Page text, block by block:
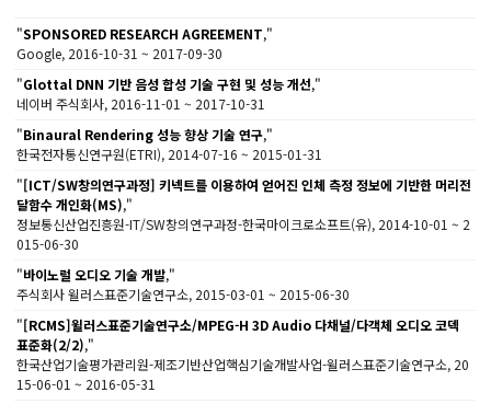
"SPONSORED RESEARCH AGREEMENT,"
Google, 2016-10-31 ~ 2017-09-30
"Glottal DNN 기반 음성 합성 기술 구현 및 성능 개선,"
네이버 주식회사, 2016-11-01 ~ 2017-10-31
"Binaural Rendering 성능 향상 기술 연구,"
한국전자통신연구원(ETRI), 2014-07-16 ~ 2015-01-31
"[ICT/SW창의연구과정] 키넥트를 이용하여 얻어진 인체 측정 정보에 기반한 머리전
달함수 개인화(MS),"
정보통신산업진흥원-IT/SW창의연구과정-한국마이크로소프트(유), 2014-10-01 ~ 2
015-06-30
"바이노럴 오디오 기술 개발,"
주식회사 윌러스표준기술연구소, 2015-03-01 ~ 2015-06-30
"[RCMS]윌러스표준기술연구소/MPEG-H 3D Audio 다채널/다객체 오디오 코덱
표준화(2/2),"
한국산업기술평가관리원-제조기반산업핵심기술개발사업-윌러스표준기술연구소, 20
15-06-01 ~ 2016-05-31